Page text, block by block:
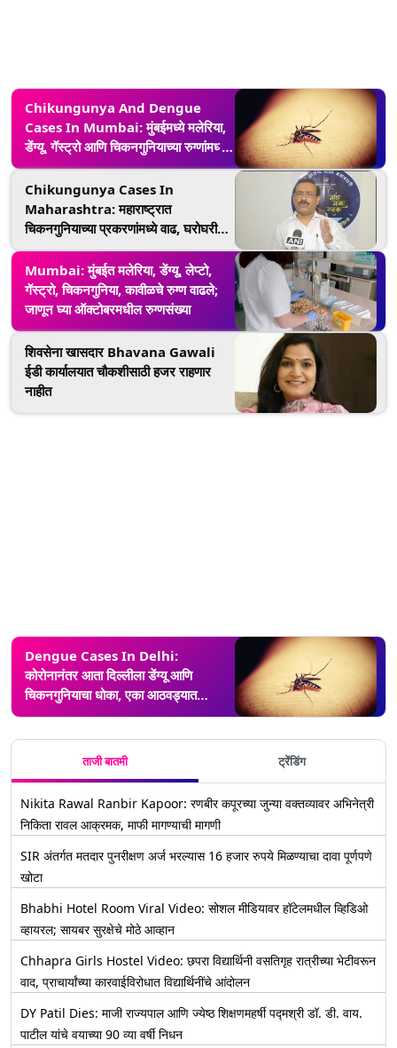
Chikungunya And Dengue
Cases In Mumbai: मुंबईमध्ये मलेरिया,
डेंग्यू, गॅस्ट्रो आणि चिकनगुनियाच्या रुग्णांमध्ये
वाढ, गेल्या 21 दिवसांत रुग्णसंख्या झाली
तिप्पट
Chikungunya Cases In
Maharashtra: महाराष्ट्रात
चिकनगुनियाच्या प्रकरणांमध्ये वाढ, घरोघरी
जाऊन सर्वेक्षण करण्याच्या आरोग्यमंत्री राजेश
टोपेंनी दिल्या सुचना
Mumbai: मुंबईत मलेरिया, डेंग्यू, लेप्टो,
गॅस्ट्रो, चिकनगुनिया, कावीळचे रुग्ण वाढले;
जाणून घ्या ऑक्टोबरमधील रुग्णसंख्या
शिवसेना खासदार Bhavana Gawali
ईडी कार्यालयात चौकशीसाठी हजर राहणार
नाहीत
Dengue Cases In Delhi:
कोरोनानंतर आता दिल्लीला डेंग्यू आणि
चिकनगुनियाचा धोका, एका आठवड्यात
आढळले 13 रुग्ण
ताजी बातमी ट्रेंडिंग
Nikita Rawal Ranbir Kapoor: रणबीर कपूरच्या जुन्या वक्तव्यावर अभिनेत्री
निकिता रावल आक्रमक, माफी मागण्याची मागणी
SIR अंतर्गत मतदार पुनरीक्षण अर्ज भरल्यास 16 हजार रुपये मिळण्याचा दावा पूर्णपणे
खोटा
Bhabhi Hotel Room Viral Video: सोशल मीडियावर हॉटेलमधील व्हिडिओ
व्हायरल; सायबर सुरक्षेचे मोठे आव्हान
Chhapra Girls Hostel Video: छपरा विद्यार्थिनी वसतिगृह रात्रीच्या भेटीवरून
वाद, प्राचार्यांच्या कारवाईविरोधात विद्यार्थिनींचे आंदोलन
DY Patil Dies: माजी राज्यपाल आणि ज्येष्ठ शिक्षणमहर्षी पद्मश्री डॉ. डी. वाय.
पाटील यांचे वयाच्या 90 व्या वर्षी निधन